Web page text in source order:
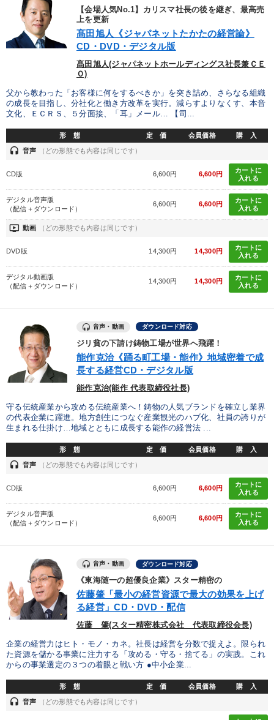
【会場人気No.1】カリスマ社長の後を継ぎ、最高売
上を更新
髙田旭人《ジャパネットたかたの経営論》
CD・DVD・デジタル版
髙田旭人(ジャパネットホールディングス社長兼ＣＥ
Ｏ)
父から教わった「お客様に何をするべきか」を突き詰め、さらなる組織
の成長を目指し、分社化と働き方改革を実行。減らすよりなくす、本音
文化、ＥＣＲＳ、５分面接、「耳」メール… 【司...
形 態 定 価 会員価格 購 入
headset 音声 （どの形態でも内容は同じです）
CD版 6,600円 6,600円
カートに
入れる
デジタル音声版
（配信＋ダウンロード）
6,600円 6,600円
カートに
入れる
ondemand_video 動画 （どの形態でも内容は同じです）
DVD版 14,300円 14,300円
カートに
入れる
デジタル動画版
（配信＋ダウンロード）
14,300円 14,300円
カートに
入れる
音声・動画 ダウンロード対応
ジリ貧の下請け鋳物工場が世界へ飛躍！
能作克治《踊る町工場・能作》地域密着で成
長する経営CD・デジタル版
能作克治(能作 代表取締役社長)
守る伝統産業から攻める伝統産業へ！鋳物の人気ブランドを確立し業界
の代表企業に躍進。地方創生につなぐ産業観光のハブ化、社員の誇りが
生まれる仕掛け…地域とともに成長する能作の経営法 ...
形 態 定 価 会員価格 購 入
headset 音声 （どの形態でも内容は同じです）
CD版 6,600円 6,600円
カートに
入れる
デジタル音声版
（配信＋ダウンロード）
6,600円 6,600円
カートに
入れる
音声・動画 ダウンロード対応
《東海随一の超優良企業》スター精密の
佐藤肇「最小の経営資源で最大の効果を上げ
る経営」CD・DVD・配信
佐藤 肇(スター精密株式会社 代表取締役会長)
企業の経営力はヒト・モノ・カネ。社長は経営を分数で捉えよ。限られ
た資源を儲かる事業に注力する「攻める・守る・捨てる」の実践。これ
からの事業選定の３つの着眼と戦い方 ●中小企業...
形 態 定 価 会員価格 購 入
headset 音声 （どの形態でも内容は同じです）